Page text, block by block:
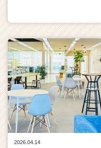
2026.04.14